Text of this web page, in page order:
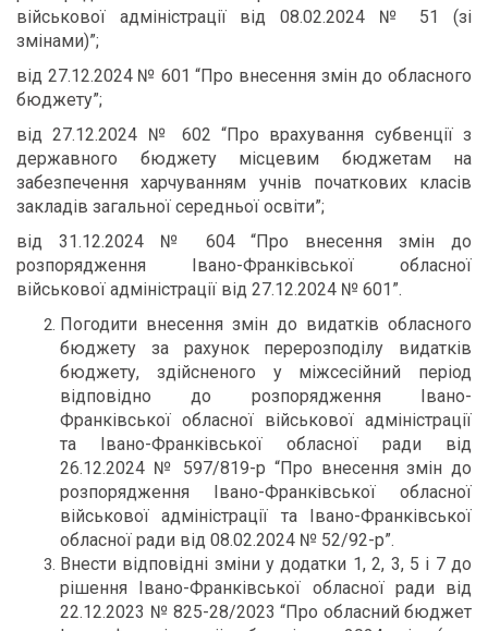
військової адміністрації від 08.02.2024 № 51 (зі
змінами)”;
від 27.12.2024 № 601 “Про внесення змін до обласного
бюджету”;
від 27.12.2024 № 602 “Про врахування субвенції з
державного бюджету місцевим бюджетам на
забезпечення харчуванням учнів початкових класів
закладів загальної середньої освіти”;
від 31.12.2024 № 604 “Про внесення змін до
розпорядження Івано-Франківської обласної
військової адміністрації від 27.12.2024 № 601”.
Погодити внесення змін до видатків обласного
бюджету за рахунок перерозподілу видатків
бюджету, здійсненого у міжсесійний період
відповідно до розпорядження Івано-
Франківської обласної військової адміністрації
та Івано-Франківської обласної ради від
26.12.2024 № 597/819-р “Про внесення змін до
розпорядження Івано-Франківської обласної
військової адміністрації та Івано-Франківської
обласної ради від 08.02.2024 № 52/92-р”.
Внести відповідні зміни у додатки 1, 2, 3, 5 і 7 до
рішення Івано-Франківської обласної ради від
22.12.2023 № 825-28/2023 “Про обласний бюджет